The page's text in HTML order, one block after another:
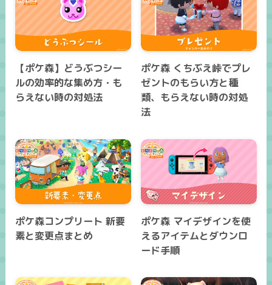
【ポケ森】どうぶつシー
ルの効率的な集め方・も
らえない時の対処法
ポケ森 くちぶえ峠でプレ
ゼントのもらい方と種
類、もらえない時の対処
法
ポケ森コンプリート 新要
素と変更点まとめ
ポケ森 マイデザインを使
えるアイテムとダウンロ
ード手順